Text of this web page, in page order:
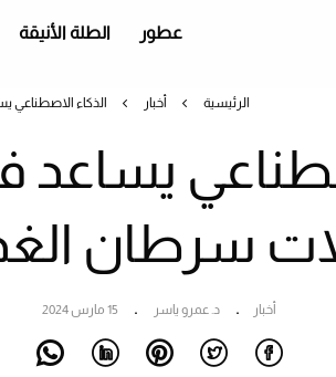
عطور الطلة الأنيقة
الرئيسية أخبار الذكاء الاصطناعي يساعد في تشخيص
أخبار د. عمرو ياسر 15 مارس 2024